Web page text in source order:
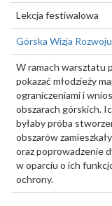
Lekcja festiwalowa
Górska Wizja Rozwoju
W ramach warsztatu
pokazać młodzieży
ograniczeniami i
obszarach górskich.
byłaby próba
obszarów
oraz poprowadzenie
w oparciu o ich
ochrony.